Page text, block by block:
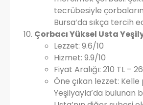
tecrübesiyle
Bursa’da sıkça tercih
Çorbacı Yüksel Usta
Lezzet: 9.6/10
Hizmet: 9.9/10
Fiyat Aralığı: 210 TL –
Öne çıkan lezzet: Kelle
Yeşilyayla’da bulunan